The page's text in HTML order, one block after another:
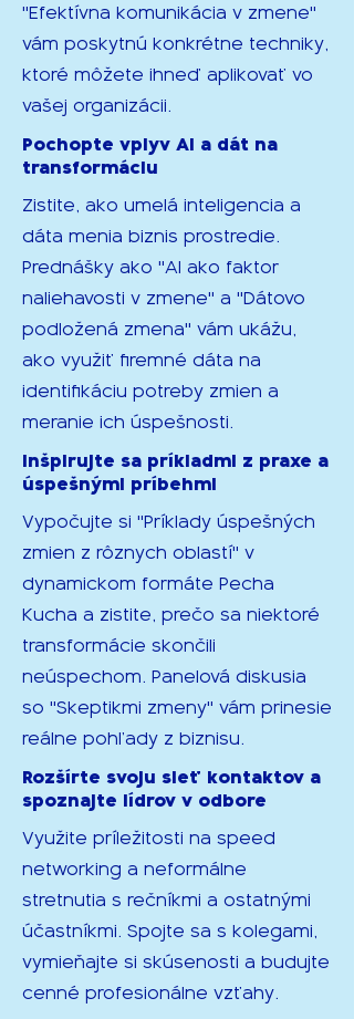
"Efektívna komunikácia v zmene"
vám poskytnú konkrétne techniky,
ktoré môžete ihneď aplikovať vo
vašej organizácii.
Pochopte vplyv AI a dát na
transformáciu
Zistite, ako umelá inteligencia a
dáta menia biznis prostredie.
Prednášky ako "AI ako faktor
naliehavosti v zmene" a "Dátovo
podložená zmena" vám ukážu,
ako využiť firemné dáta na
identifikáciu potreby zmien a
meranie ich úspešnosti.
Inšpirujte sa príkladmi z praxe a
úspešnými príbehmi
Vypočujte si "Príklady úspešných
zmien z rôznych oblastí" v
dynamickom formáte Pecha
Kucha a zistite, prečo sa niektoré
transformácie skončili
neúspechom. Panelová diskusia
so "Skeptikmi zmeny" vám prinesie
reálne pohľady z biznisu.
Rozšírte svoju sieť kontaktov a
spoznajte lídrov v odbore
Využite príležitosti na speed
networking a neformálne
stretnutia s rečníkmi a ostatnými
účastníkmi. Spojte sa s kolegami,
vymieňajte si skúsenosti a budujte
cenné profesionálne vzťahy.